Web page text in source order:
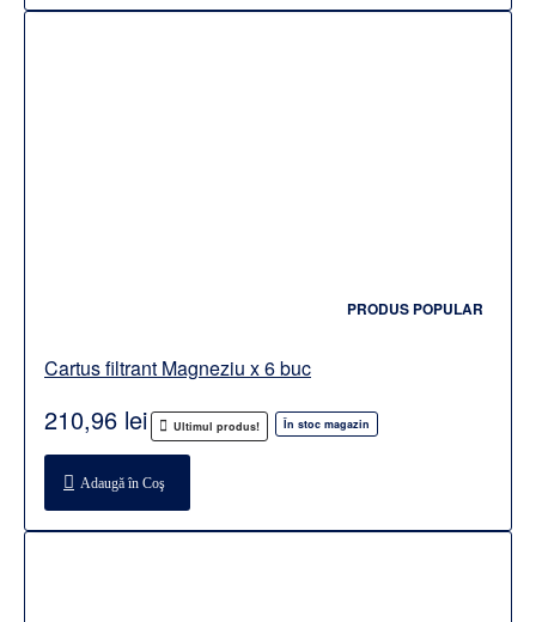
PRODUS POPULAR
Cartus filtrant Magneziu x 6 buc
Ultimul produs! În stoc magazin
210,96 lei
Adaugă în Coş